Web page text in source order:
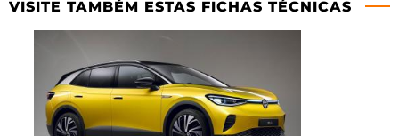
VISITE TAMBÉM ESTAS FICHAS TÉCNICAS